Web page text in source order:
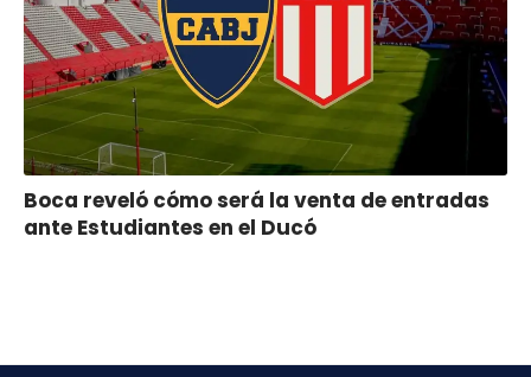
Boca reveló cómo será la venta de entradas
ante Estudiantes en el Ducó